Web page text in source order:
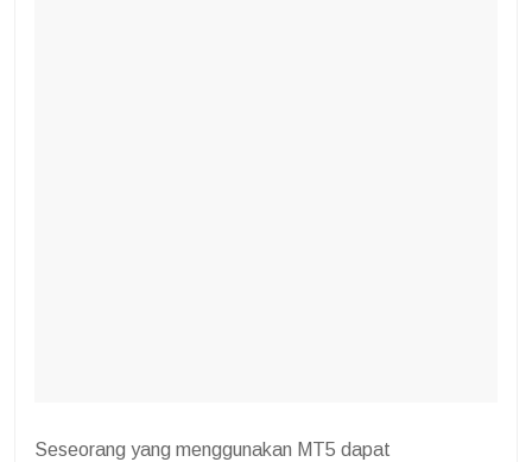
Seseorang yang menggunakan MT5 dapat